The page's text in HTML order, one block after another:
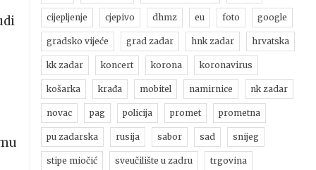
cijepljenje cjepivo dhmz eu foto google
gradsko vijeće grad zadar hnk zadar hrvatska
kk zadar koncert korona koronavirus
košarka krađa mobitel namirnice nk zadar
novac pag policija promet prometna
pu zadarska rusija sabor sad snijeg
stipe miočić sveučilište u zadru trgovina